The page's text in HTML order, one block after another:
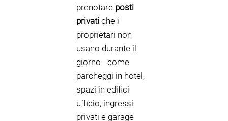
prenotare posti
privati che i
proprietari non
usano durante il
giorno—come
parcheggi in hotel,
spazi in edifici
ufficio, ingressi
privati e garage